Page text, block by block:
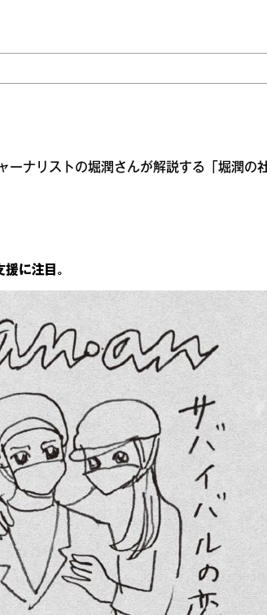
ーナリストの堀潤さんが解説する「堀潤の
に注目。